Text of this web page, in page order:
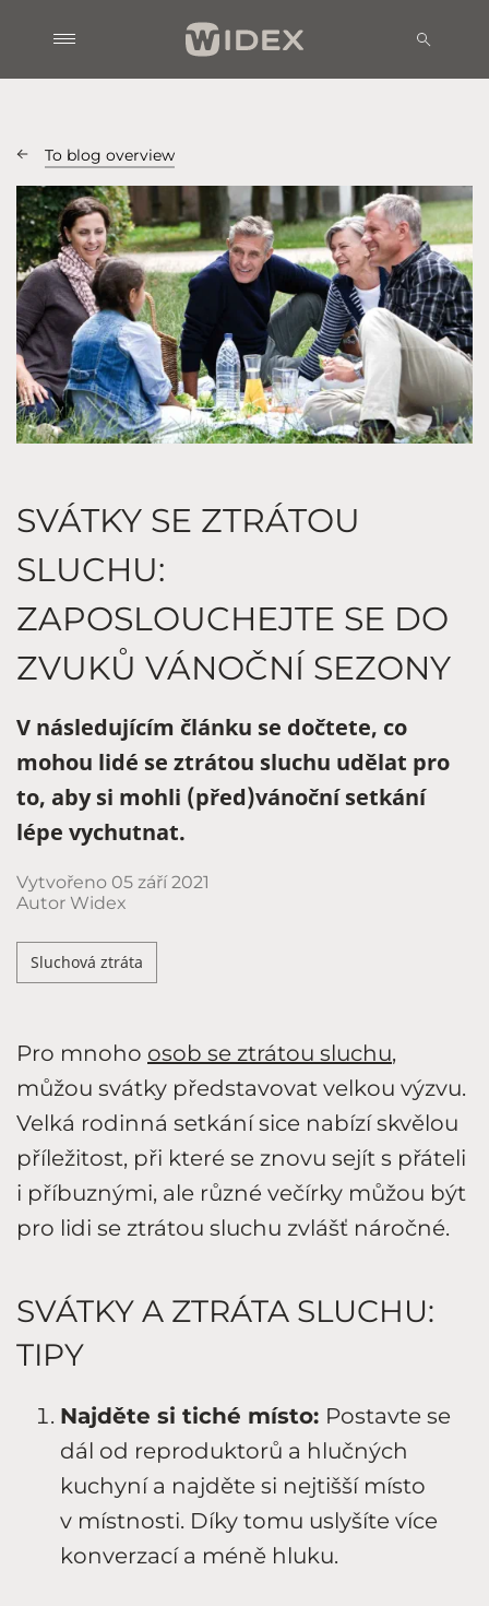
To blog overview
SVÁTKY SE ZTRÁTOU
SLUCHU:
ZAPOSLOUCHEJTE SE DO
ZVUKŮ VÁNOČNÍ SEZONY
V následujícím článku se dočtete, co
mohou lidé se ztrátou sluchu udělat pro
to, aby si mohli (před)vánoční setkání
lépe vychutnat.
Vytvořeno 05 září 2021
Autor Widex
Sluchová ztráta
Pro mnoho osob se ztrátou sluchu,
můžou svátky představovat velkou výzvu.
Velká rodinná setkání sice nabízí skvělou
příležitost, při které se znovu sejít s přáteli
i příbuznými, ale různé večírky můžou být
pro lidi se ztrátou sluchu zvlášť náročné.
SVÁTKY A ZTRÁTA SLUCHU:
TIPY
Najděte si tiché místo: Postavte se
dál od reproduktorů a hlučných
kuchyní a najděte si nejtišší místo
v místnosti. Díky tomu uslyšíte více
konverzací a méně hluku.